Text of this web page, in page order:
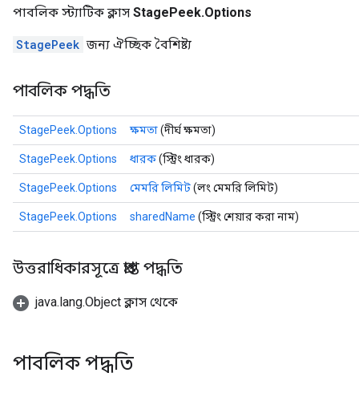
পাবলিক স্ট্যাটিক ক্লাস StagePeek.Options
StagePeek জন্য ঐচ্ছিক বৈশিষ্ট্য
পাবলিক পদ্ধতি
StagePeek.Options ক্ষমতা(দীর্ঘ ক্ষমতা)
StagePeek.Options ধারক(স্ট্রিং ধারক)
StagePeek.Options মেমরি লিমিট(লং মেমরি লিমিট)
StagePeek.Options sharedName (স্ট্রিং শেয়ার করা নাম)
উত্তরাধিকারসূত্রে প্রাপ্ত পদ্ধতি
java.lang.Object ক্লাস থেকে
পাবলিক পদ্ধতি